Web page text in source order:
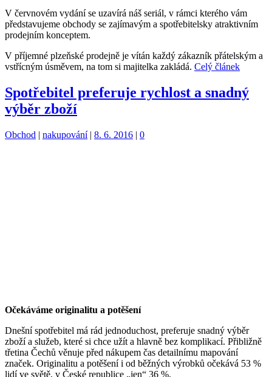
V červnovém vydání se uzavírá náš seriál, v rámci kterého vám
představujeme obchody se zajímavým a spotřebitelsky atraktivním
prodejním konceptem.
V příjemné plzeňské prodejně je vítán každý zákazník přátelským a
vstřícným úsměvem, na tom si majitelka zakládá. Celý článek
Spotřebitel preferuje rychlost a snadný
výběr zboží
Kategorie:
Obchod | Štítky:
nakupování | 8. 6. 2016 | 0
Očekáváme originalitu a potěšení
Dnešní spotřebitel má rád jednoduchost, preferuje snadný výběr
zboží a služeb, které si chce užít a hlavně bez komplikací. Přibližně
třetina Čechů věnuje před nákupem čas detailnímu mapování
značek. Originalitu a potěšení i od běžných výrobků očekává 53 %
lidí ve světě, v České republice „jen“ 36 %.